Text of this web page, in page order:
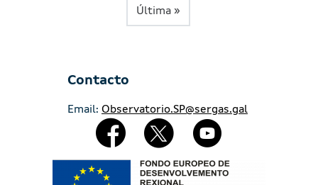
Última »
Contacto
Email: Observatorio.SP@sergas.gal
Redes Sociales